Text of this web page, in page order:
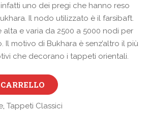
uno dei pregi che hanno reso
Il nodo utilizzato è il farsibaft.
alta e varia da 2500 a 5000 nodi per
motivo di Bukhara è senz’altro il più
che decorano i tappeti orientali.
, Tappeti Classici